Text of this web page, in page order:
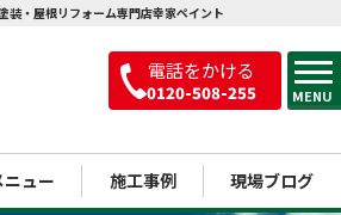
電話をかける
0120-508-255 MENU
装・屋根リフォーム専門店幸家ペイント
ュー 施工事例 現場ブログ